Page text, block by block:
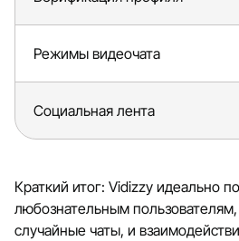
Режимы видеочата
Социальная лента
Краткий итог: Vidizzy идеально
любознательным
случайные чаты, и